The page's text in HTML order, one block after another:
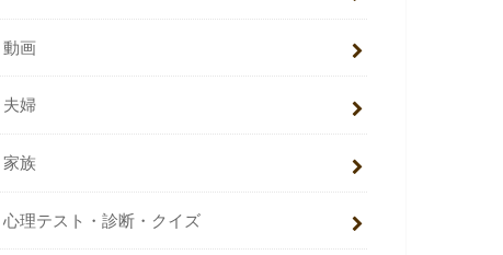
動画
夫婦
家族
心理テスト・診断・クイズ